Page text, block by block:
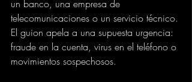
un banco, una empresa de
telecomunicaciones o un servicio técnico.
El guion apela a una supuesta urgencia:
fraude en la cuenta, virus en el teléfono o
movimientos sospechosos.